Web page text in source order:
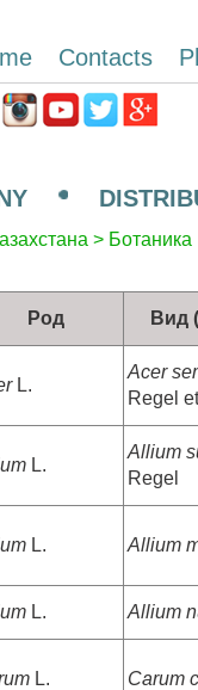
Contacts
> Ботаника
Род Вид
L.
Acer
Regel et
L.
Allium
Regel
L. Allium
L. Allium
L. Carum